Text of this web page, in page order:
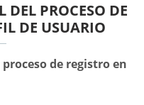
DEL PROCESO DE
DE USUARIO
de registro en